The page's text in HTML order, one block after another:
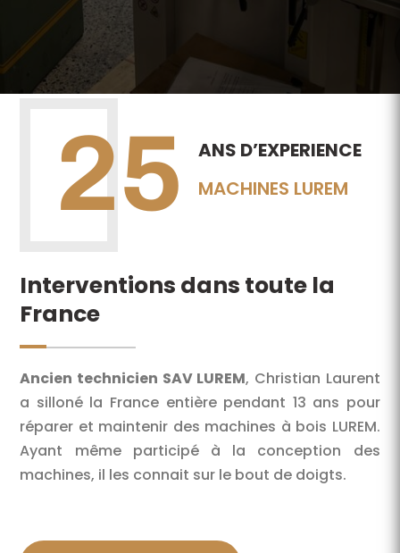
25
ANS D’EXPERIENCE
MACHINES LUREM
Interventions dans toute la
France
Ancien technicien SAV LUREM, Christian Laurent
a silloné la France entière pendant 13 ans pour
réparer et maintenir des machines à bois LUREM.
Ayant même participé à la conception des
machines, il les connait sur le bout de doigts.